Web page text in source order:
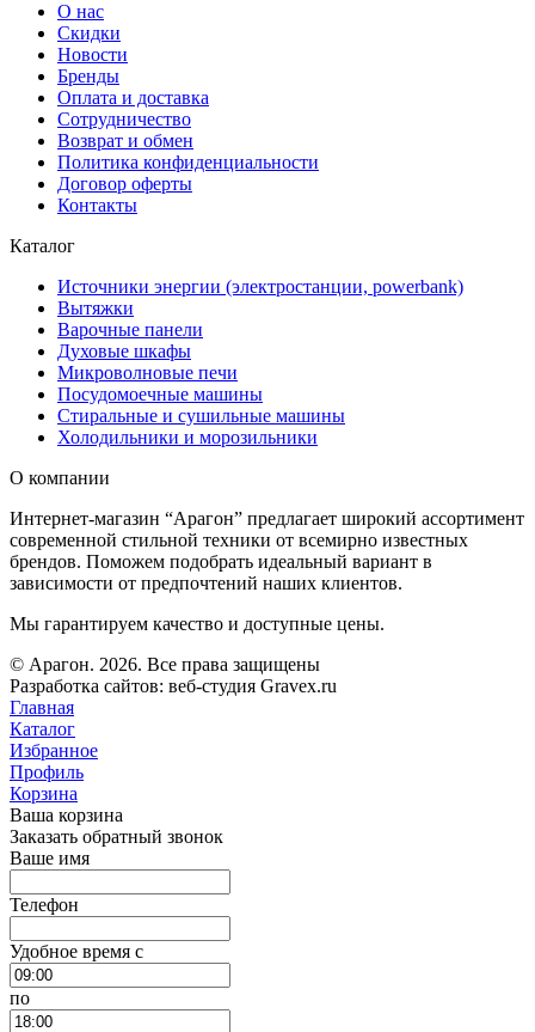
О нас
Скидки
Новости
Бренды
Оплата и доставка
Сотрудничество
Возврат и обмен
Политика конфиденциальности
Договор оферты
Контакты
Каталог
Источники энергии (электростанции, powerbank)
Вытяжки
Варочные панели
Духовые шкафы
Микроволновые печи
Посудомоечные машины
Стиральные и сушильные машины
Холодильники и морозильники
О компании
Интернет-магазин “Арагон” предлагает широкий ассортимент
современной стильной техники от всемирно известных
брендов. Поможем подобрать идеальный вариант в
зависимости от предпочтений наших клиентов.
Мы гарантируем качество и доступные цены.
© Арагон. 2026. Все права защищены
Разработка сайтов: веб-студия Gravex.ru
Главная
Каталог
Избранное
Профиль
Корзина
Ваша корзина
Заказать обратный звонок
Ваше имя
Телефон
Удобное время c
по